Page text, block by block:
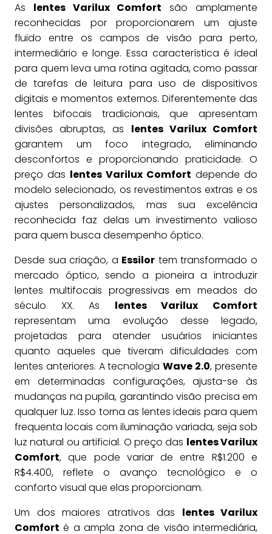
As lentes Varilux Comfort são amplamente
reconhecidas por proporcionarem um ajuste
fluido entre os campos de visão para perto,
intermediário e longe. Essa característica é ideal
para quem leva uma rotina agitada, como passar
de tarefas de leitura para uso de dispositivos
digitais e momentos externos. Diferentemente das
lentes bifocais tradicionais, que apresentam
divisões abruptas, as lentes Varilux Comfort
garantem um foco integrado, eliminando
desconfortos e proporcionando praticidade. O
preço das lentes Varilux Comfort depende do
modelo selecionado, os revestimentos extras e os
ajustes personalizados, mas sua excelência
reconhecida faz delas um investimento valioso
para quem busca desempenho óptico.
Desde sua criação, a Essilor tem transformado o
mercado óptico, sendo a pioneira a introduzir
lentes multifocais progressivas em meados do
século XX. As lentes Varilux Comfort
representam uma evolução desse legado,
projetadas para atender usuários iniciantes
quanto aqueles que tiveram dificuldades com
lentes anteriores. A tecnologiaWave 2.0, presente
em determinadas configurações, ajusta-se às
mudanças na pupila, garantindo visão precisa em
qualquer luz. Isso torna as lentes ideais para quem
frequenta locais com iluminação variada, seja sob
luz natural ou artificial. O preço das lentes Varilux
Comfort, que pode variar de entre R$1.200 e
R$4.400, reflete o avanço tecnológico e o
conforto visual que elas proporcionam.
Um dos maiores atrativos das lentes Varilux
Comfort é a ampla zona de visão intermediária,